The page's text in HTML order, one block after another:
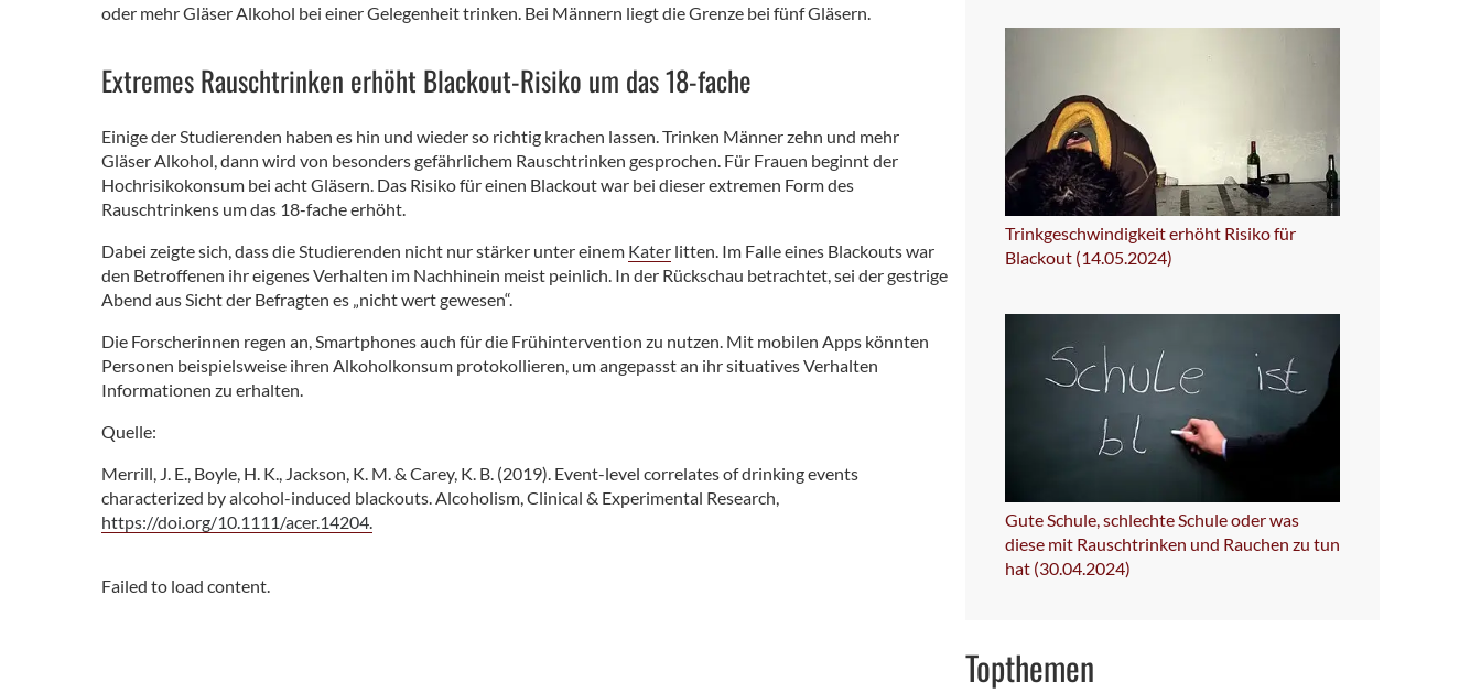
oder mehr Gläser Alkohol bei einer Gelegenheit trinken. Bei Männern liegt die Grenze bei fünf Gläsern.
Extremes Rauschtrinken erhöht Blackout-Risiko um das 18-fache
Einige der Studierenden haben es hin und wieder so richtig krachen lassen. Trinken Männer zehn und mehr
Gläser Alkohol, dann wird von besonders gefährlichem Rauschtrinken gesprochen. Für Frauen beginnt der
Hochrisikokonsum bei acht Gläsern. Das Risiko für einen Blackout war bei dieser extremen Form des
Rauschtrinkens um das 18-fache erhöht.
Dabei zeigte sich, dass die Studierenden nicht nur stärker unter einem Kater litten. Im Falle eines Blackouts war
den Betroffenen ihr eigenes Verhalten im Nachhinein meist peinlich. In der Rückschau betrachtet, sei der gestrige
Abend aus Sicht der Befragten es „nicht wert gewesen“.
Die Forscherinnen regen an, Smartphones auch für die Frühintervention zu nutzen. Mit mobilen Apps könnten
Personen beispielsweise ihren Alkoholkonsum protokollieren, um angepasst an ihr situatives Verhalten
Informationen zu erhalten.
Quelle:
Merrill, J. E., Boyle, H. K., Jackson, K. M. & Carey, K. B. (2019). Event-level correlates of drinking events
characterized by alcohol-induced blackouts. Alcoholism, Clinical & Experimental Research,
https://doi.org/10.1111/acer.14204.
Failed to load content.
Trinkgeschwindigkeit erhöht Risiko für
Blackout (14.05.2024)
Gute Schule, schlechte Schule oder was
diese mit Rauschtrinken und Rauchen zu tun
hat (30.04.2024)
Topthemen